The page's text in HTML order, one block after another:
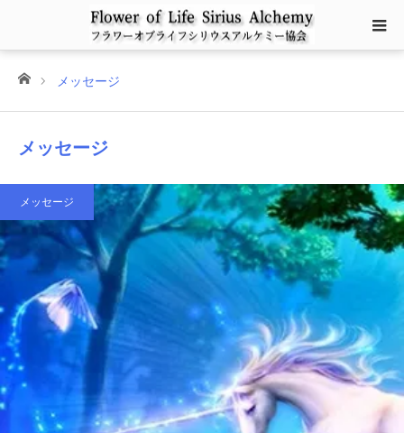
ホームメッセージ
メッセージ
メッセージ